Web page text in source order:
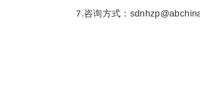
7.咨询方式：
中国农